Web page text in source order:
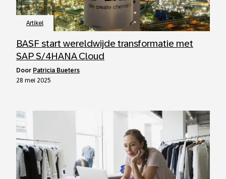
Artikel
BASF start wereldwijde transformatie met
SAP S/4HANA Cloud
door Patricia Bueters
28 mei 2025